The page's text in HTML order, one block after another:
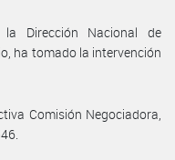
Dirección Nacional de
ha tomado la intervención
Comisión Negociadora,